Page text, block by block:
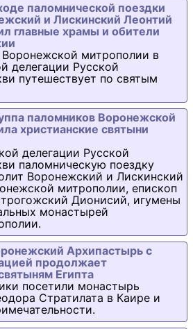
паломнической поездки
и Лискинский Леонтий
главные храмы и обители
Воронежской митрополии в
делегации Русской
путешествует по святым
паломников Воронежской
христианские святыни
делегации Русской
паломническую поездку
Воронежский и Лискинский
митрополии, епископ
Дионисий, игумены
монастырей
Архипастырь с
продолжает
Египта
посетили монастырь
Стратилата в Каире и